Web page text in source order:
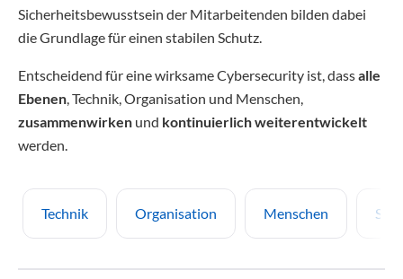
Sicherheitsbewusstsein der Mitarbeitenden bilden dabei
die Grundlage für einen stabilen Schutz.
Entscheidend für eine wirksame Cybersecurity ist, dassalle
Ebenen, Technik, Organisation und Menschen,
zusammenwirken und kontinuierlich weiterentwickelt
werden.
Technik Organisation Menschen